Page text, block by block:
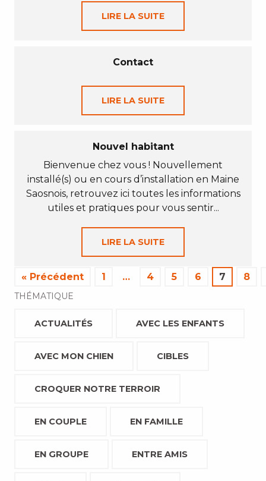
LIRE LA SUITE
Contact
LIRE LA SUITE
Nouvel habitant
Bienvenue chez vous ! Nouvellement
installé(s) ou en cours d’installation en Maine
Saosnois, retrouvez ici toutes les informations
utiles et pratiques pour vous sentir...
LIRE LA SUITE
« Précédent 1 … 4 5 6 7 8
THÉMATIQUE
ACTUALITÉS AVEC LES ENFANTS
AVEC MON CHIEN CIBLES
CROQUER NOTRE TERROIR
EN COUPLE EN FAMILLE
EN GROUPE ENTRE AMIS